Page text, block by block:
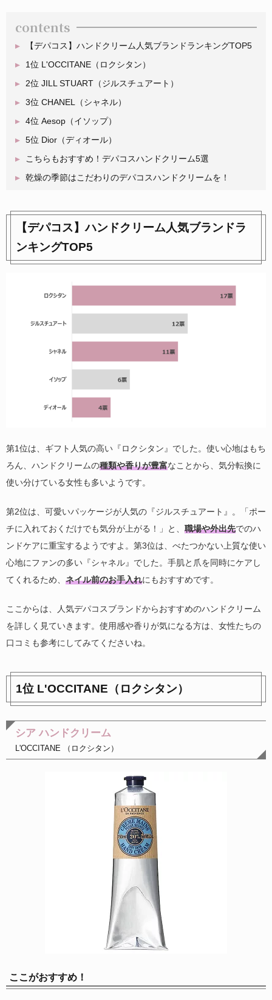
contents
【デパコス】ハンドクリーム人気ブランドランキングTOP5
1位 L'OCCITANE（ロクシタン）
2位 JILL STUART（ジルスチュアート）
3位 CHANEL（シャネル）
4位 Aesop（イソップ）
5位 Dior（ディオール）
こちらもおすすめ！デパコスハンドクリーム5選
乾燥の季節はこだわりのデパコスハンドクリームを！
【デパコス】ハンドクリーム人気ブランドラ
ンキングTOP5
第1位は、ギフト人気の高い『ロクシタン』でした。使い心地はもち
ろん、ハンドクリームの種類や香りが豊富なことから、気分転換に
使い分けている女性も多いようです。
第2位は、可愛いパッケージが人気の『ジルスチュアート』。「ポー
チに入れておくだけでも気分が上がる！」と、 職場や外出先でのハ
ンドケアに重宝するようですよ。第3位は、べたつかない上質な使い
心地にファンの多い『シャネル』でした。手肌と爪を同時にケアし
てくれるため、 ネイル前のお手入れにもおすすめです。
ここからは、人気デパコスブランドからおすすめのハンドクリーム
を詳しく見ていきます。使用感や香りが気になる方は、女性たちの
口コミも参考にしてみてくださいね。
1位 L'OCCITANE（ロクシタン）
シア ハンドクリーム
L'OCCITANE （ロクシタン）
ここがおすすめ！